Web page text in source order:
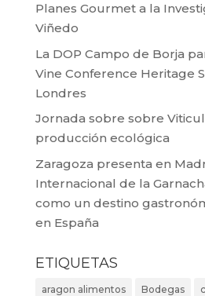
Planes Gourmet a la
Viñedo
La DOP Campo de Borja
Vine Conference Heritage
Londres
Jornada sobre sobre
producción ecológica
Zaragoza presenta en
Internacional de la
como un destino
en España
ETIQUETAS
aragon alimentos Bodegas